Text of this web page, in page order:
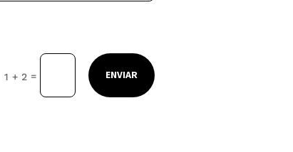
1 + 2= ENVIAR